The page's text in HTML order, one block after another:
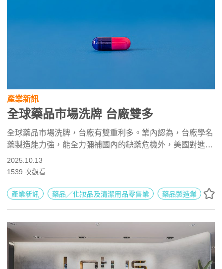
產業新訊
全球藥品市場洗牌 台廠雙多
全球藥品市場洗牌，台廠有雙重利多。業內認為，台廠學名
藥製造能力強，能全力彌補國內的缺藥危機外，美國對進口
藥物課徵關稅將排除學名藥，對台廠也將是利多。
2025.10.13
1539 次觀看
產業新訊 藥品／化妝品及清潔用品零售業 藥品製造業